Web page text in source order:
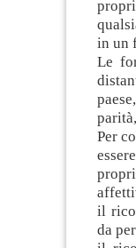
in un
Le
Per
il
da